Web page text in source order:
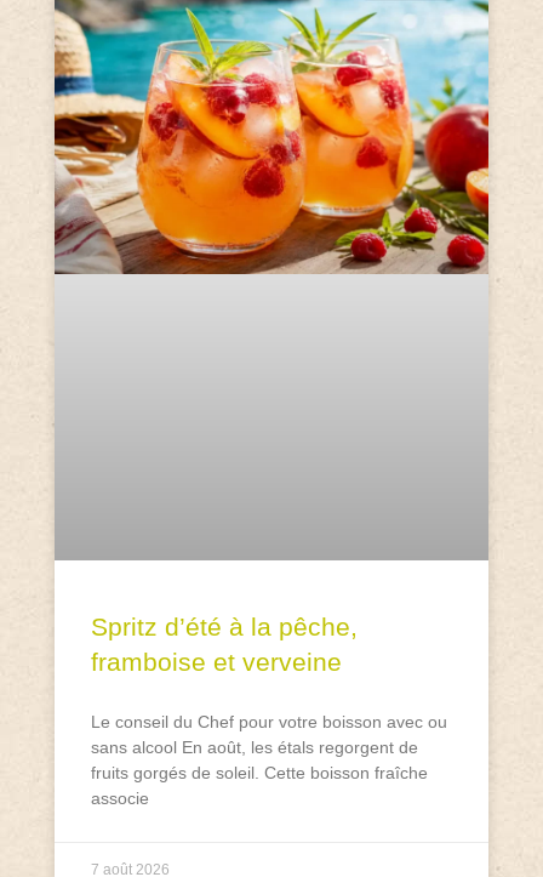
Spritz d’été à la pêche,
framboise et verveine
Le conseil du Chef pour votre boisson avec ou
sans alcool En août, les étals regorgent de
fruits gorgés de soleil. Cette boisson fraîche
associe
7 août 2026